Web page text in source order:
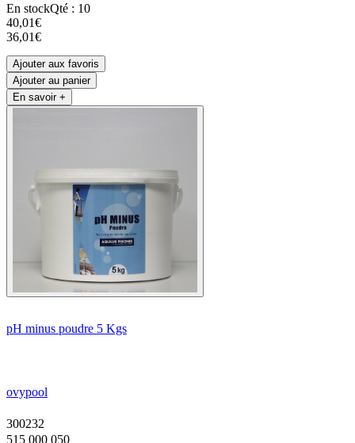
En stockQté : 10
40,01€
36,01€
Ajouter aux favoris
Ajouter au panier
En savoir +
pH minus poudre 5 Kgs
ovypool
300232
515 000 050